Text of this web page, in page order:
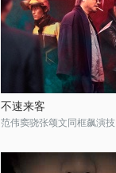
不速来客
范伟窦骁张颂文同框飙演技